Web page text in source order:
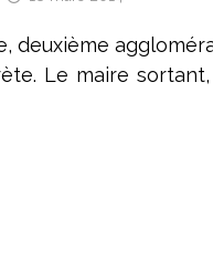
deuxième
Le maire